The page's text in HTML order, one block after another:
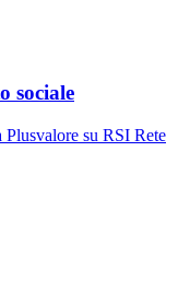
sociale
su RSI Rete